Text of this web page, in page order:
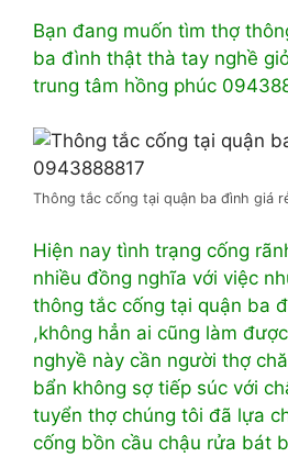
Bạn đang muốn tìm thợ
ba đình thật thà tay nghề
trung tâm hồng phúc
Thông tắc cống tại quận ba đình giá
Hiện nay tình trạng cống
nhiều đồng nghĩa với việc
thông tắc cống tại quận ba
,không hẳn ai cũng làm
nghyề này cần người thợ
bẩn không sợ tiếp súc với
tuyển thợ chúng tôi đã lựa
cống bồn cầu chậu rửa bát